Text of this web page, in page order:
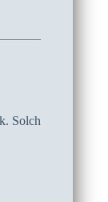
Solch